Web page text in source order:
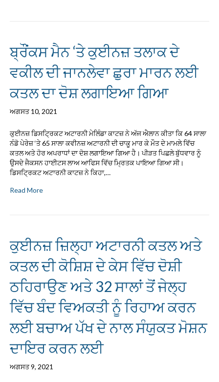
ਬ੍ਰੌਂਕਸ ਮੈਨ ‘ਤੇ ਕੁਈਨਜ਼ ਤਲਾਕ ਦੇ
ਵਕੀਲ ਦੀ ਜਾਨਲੇਵਾ ਛੁਰਾ ਮਾਰਨ ਲਈ
ਕਤਲ ਦਾ ਦੋਸ਼ ਲਗਾਇਆ ਗਿਆ
ਅਗਸਤ 10, 2021
ਕੁਈਨਜ਼ ਡਿਸਟ੍ਰਿਕਟ ਅਟਾਰਨੀ ਮੇਲਿੰਡਾ ਕਾਟਜ਼ ਨੇ ਅੱਜ ਐਲਾਨ ਕੀਤਾ ਕਿ 64 ਸਾਲਾ
ਨੰਡੋ ਪੇਰੇਜ਼ ‘ਤੇ 65 ਸਾਲਾ ਕਵੀਨਜ਼ ਅਟਾਰਨੀ ਦੀ ਚਾਕੂ ਮਾਰ ਕੇ ਮੌਤ ਦੇ ਮਾਮਲੇ ਵਿੱਚ
ਕਤਲ ਅਤੇ ਹੋਰ ਅਪਰਾਧਾਂ ਦਾ ਦੋਸ਼ ਲਗਾਇਆ ਗਿਆ ਹੈ। ਪੀੜਤ ਪਿਛਲੇ ਬੁੱਧਵਾਰ ਨੂੰ
ਉਸਦੇ ਜੈਕਸਨ ਹਾਈਟਸ ਲਾਅ ਆਫਿਸ ਵਿੱਚ ਮ੍ਰਿਤਕ ਪਾਇਆ ਗਿਆ ਸੀ।
ਡਿਸਟ੍ਰਿਕਟ ਅਟਾਰਨੀ ਕਾਟਜ਼ ਨੇ ਕਿਹਾ,…
Read More
ਕੁਈਨਜ਼ ਜ਼ਿਲ੍ਹਾ ਅਟਾਰਨੀ ਕਤਲ ਅਤੇ
ਕਤਲ ਦੀ ਕੋਸ਼ਿਸ਼ ਦੇ ਕੇਸ ਵਿੱਚ ਦੋਸ਼ੀ
ਠਹਿਰਾਉਣ ਅਤੇ 32 ਸਾਲਾਂ ਤੋਂ ਜੇਲ੍ਹ
ਵਿੱਚ ਬੰਦ ਵਿਅਕਤੀ ਨੂੰ ਰਿਹਾਅ ਕਰਨ
ਲਈ ਬਚਾਅ ਪੱਖ ਦੇ ਨਾਲ ਸੰਯੁਕਤ ਮੋਸ਼ਨ
ਦਾਇਰ ਕਰਨ ਲਈ
ਅਗਸਤ 9, 2021